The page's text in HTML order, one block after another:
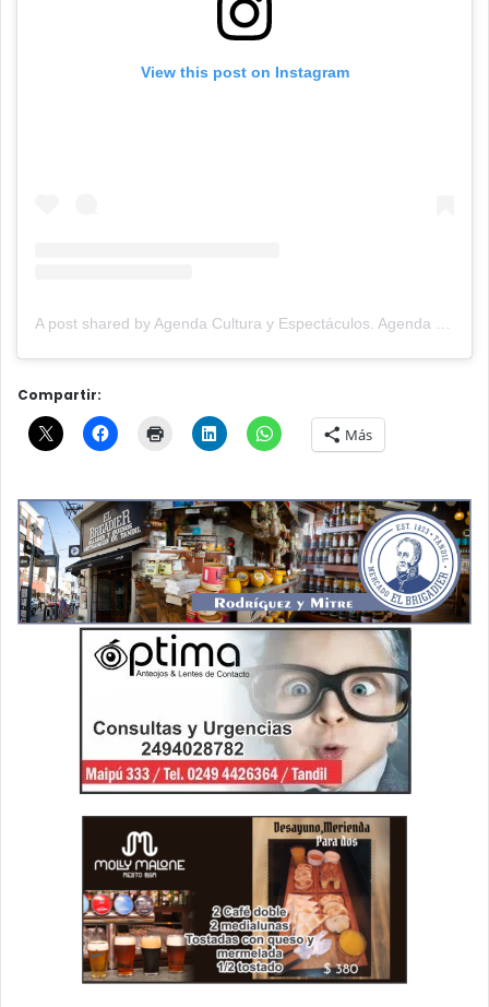
View this post on Instagram
Compartir:
Más